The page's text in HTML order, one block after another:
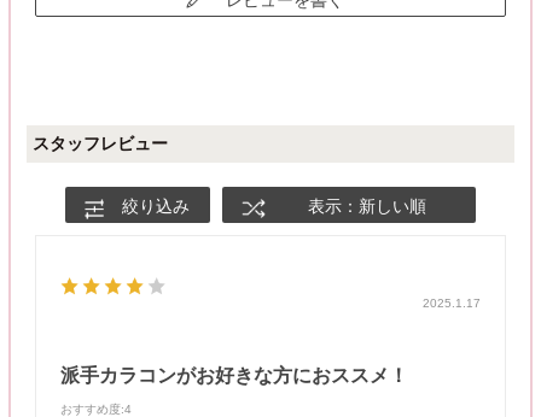
スタッフレビュー
絞り込み 表示：新しい順
2025.1.17
派手カラコンがお好きな方におススメ！
おすすめ度:4